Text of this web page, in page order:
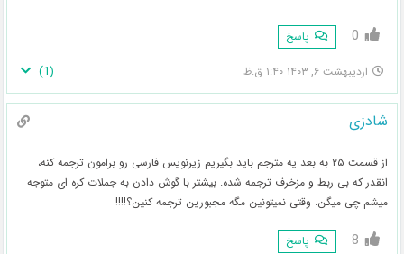
0 پاسخ
اردیبهشت ۶, ۱۴۰۳ ۱:۴۰ ق.ظ (
1
)
شادزی
از قسمت ۲۵ به بعد یه مترجم باید بگیریم زیرنویس فارسی رو برامون ترجمه کنه،
انقدر که بی ربط و مزخرف ترجمه شده. بیشتر با گوش دادن به جملات کره ای متوجه
میشم چی میگن. وقتی نمیتونین مگه مجبورین ترجمه کنین؟!!!!
8 پاسخ